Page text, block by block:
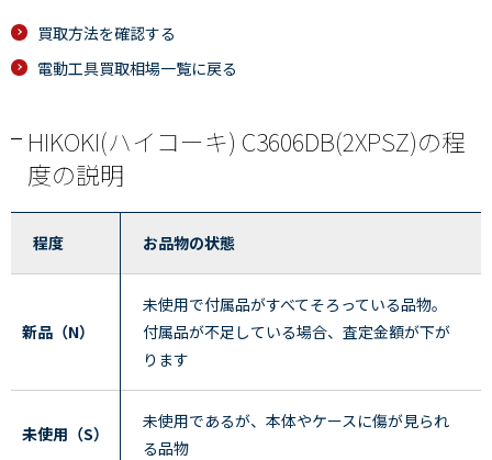
買取方法を確認する
電動工具買取相場一覧に戻る
HIKOKI(ハイコーキ) C3606DB(2XPSZ)の程
度の説明
程度 お品物の状態
新品（N）
未使用で付属品がすべてそろっている品物。
付属品が不足している場合、査定金額が下が
ります
未使用（S）
未使用であるが、本体やケースに傷が見られ
る品物